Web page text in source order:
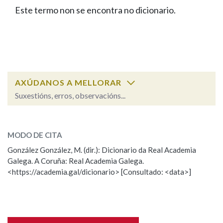
FIGURAS HOMENAXEADAS
PORTAL DAS PALABRAS
Facebook
TwitterYoutubeInstagram
Bluesky
BUSCAR NOS LEMAS
Remata por
BUSCAR NO CONTIDO
Nas definicións
Este termo non se encontra no dicionario.
AXÚDANOS A MELLORAR
Suxestións, erros, observacións...
Observación
Nome
MODO DE CITA
González González, M. (dir.): Dicionario da Real Academia
Galega. A Coruña: Real Academia Galega.
<https://academia.gal/dicionario> [Consultado: <data>]